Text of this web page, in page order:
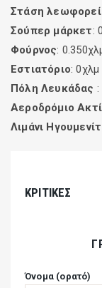
Στάση
Σούπερ μάρκετ:
Φούρνος:
Εστιατόριο: 0χλμ
Πόλη Λευκάδας :
Αεροδρόμιο
Λιμάνι
ΚΡΙΤΙΚΈΣ
Όνομα (ορατό)